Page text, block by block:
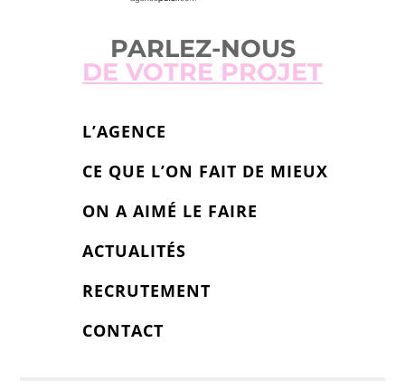
PARLEZ-NOUS
DE VOTRE PROJET
L’AGENCE
CE QUE L’ON FAIT DE MIEUX
ON A AIMÉ LE FAIRE
ACTUALITÉS
RECRUTEMENT
CONTACT